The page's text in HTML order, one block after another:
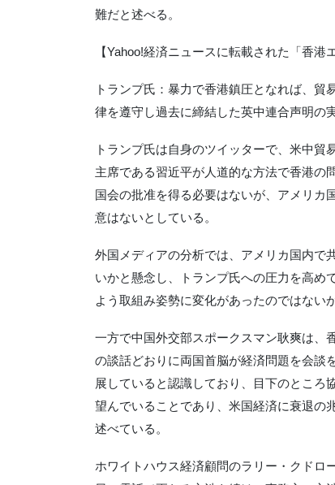
難だと述べる。
【Yahoo!経済ニュースに転載された「香港
トランプ氏：暴力で香港鎮圧となれば、
律を遵守し過去に締結した英中連合声明の
トランプ氏は自身のツイッターで、米中
主席である習近平が人道的な方法で香港の
国会の批准を得る必要はないが、アメリカ
意はないとしている。
外国メディアの分析では、アメリカ国内で
いかと懸念し、トランプ氏への圧力を高め
よう取組み姿勢に変化があったのではない
一方で中国外交部スポークスマン耿爽は、
の談話どおりに両国首脳が経済問題を会談
展していると認識しており、目下のところ
望んでいることであり、米国経済に衰退の
述べている。
ホワイトハウス経済顧問のラリー・クドロ